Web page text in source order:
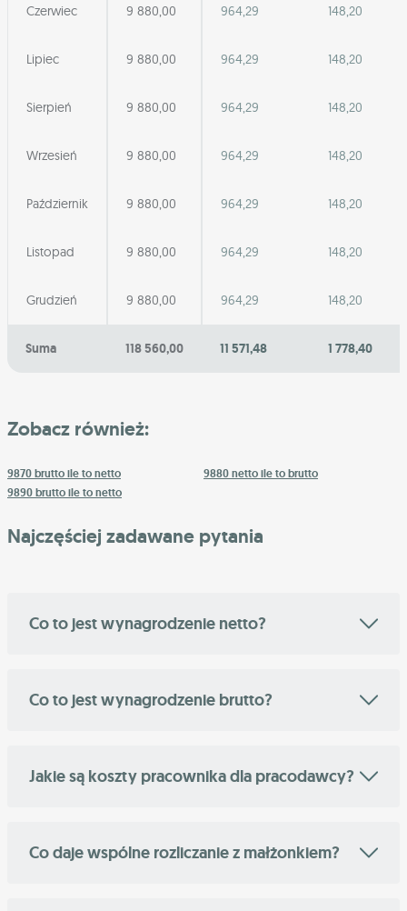
Czerwiec 9 880,00 964,29 148,20
Lipiec 9 880,00 964,29 148,20
Sierpień 9 880,00 964,29 148,20
Wrzesień 9 880,00 964,29 148,20
Październik 9 880,00 964,29 148,20
Listopad 9 880,00 964,29 148,20
Grudzień 9 880,00 964,29 148,20
Suma 118 560,00 11 571,48 1 778,40
Zobacz również:
9870 brutto ile to netto
9880 netto ile to brutto
9890 brutto ile to netto
Najczęściej zadawane pytania
Co to jest wynagrodzenie netto?
Co to jest wynagrodzenie brutto?
Jakie są koszty pracownika dla pracodawcy?
Co daje wspólne rozliczanie z małżonkiem?